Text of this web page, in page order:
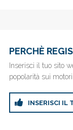
PERCHÈ
Inserisci il tuo sito
popolarità sui
INSERISCI IL